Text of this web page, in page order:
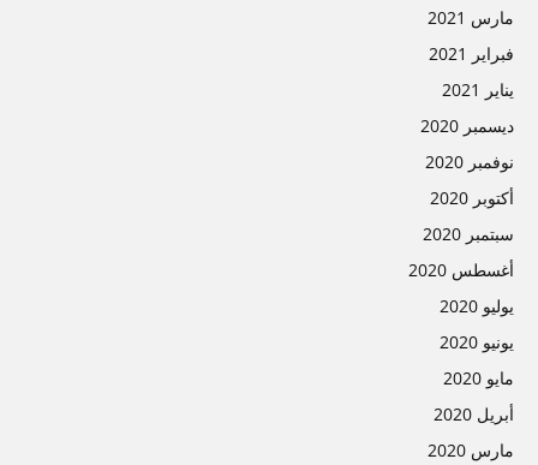
مارس 2021
فبراير 2021
يناير 2021
ديسمبر 2020
نوفمبر 2020
أكتوبر 2020
سبتمبر 2020
أغسطس 2020
يوليو 2020
يونيو 2020
مايو 2020
أبريل 2020
مارس 2020